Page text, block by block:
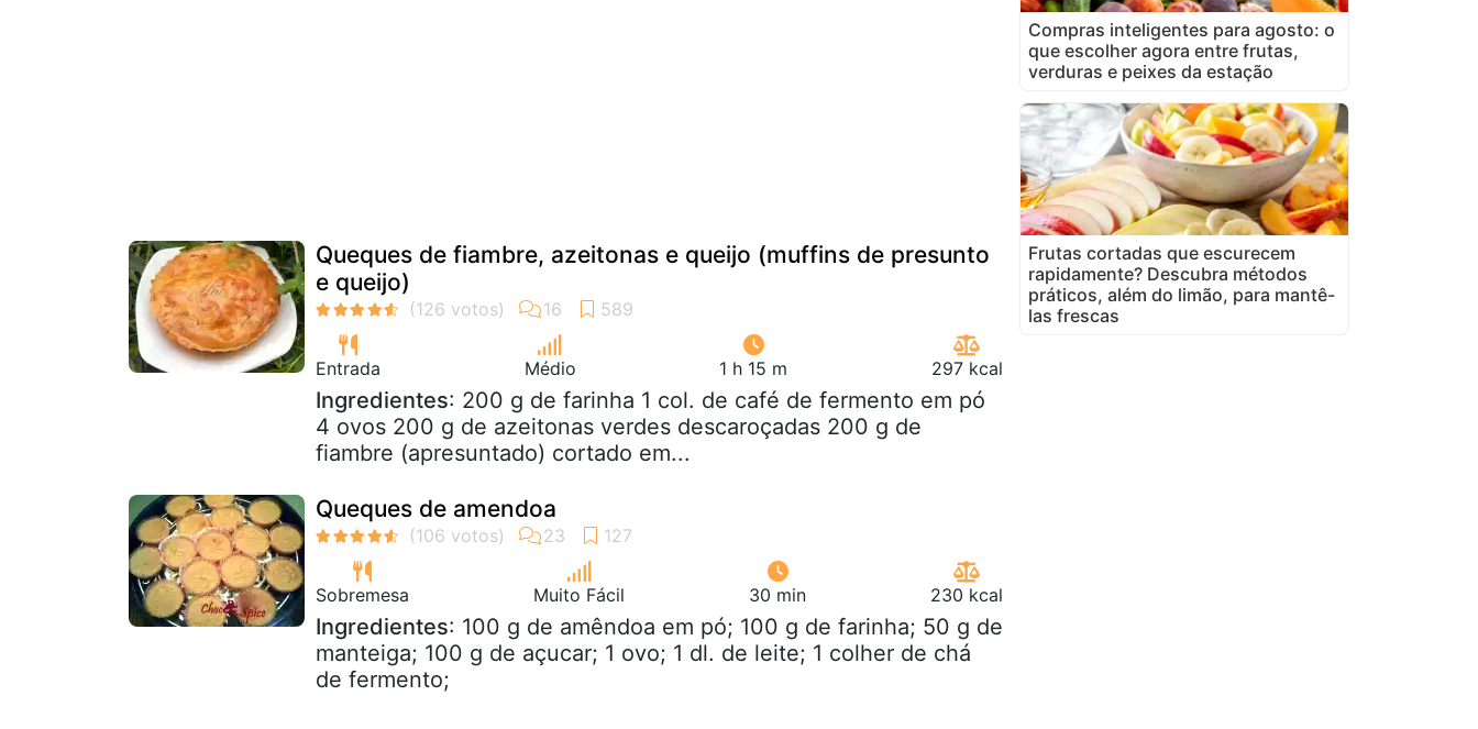
Queques de fiambre, azeitonas e queijo (muffins de presunto
e queijo)
Entrada Médio 1 h 15 m 297 kcal
Ingredientes: 200 g de farinha 1 col. de café de fermento em pó
4 ovos 200 g de azeitonas verdes descaroçadas 200 g de
fiambre (apresuntado) cortado em...
Queques de amendoa
Sobremesa Muito Fácil 30 min 230 kcal
Ingredientes: 100 g de amêndoa em pó; 100 g de farinha; 50 g de
manteiga; 100 g de açucar; 1 ovo; 1 dl. de leite; 1 colher de chá
de fermento;
Compras inteligentes para agosto: o
que escolher agora entre frutas,
verduras e peixes da estação
Frutas cortadas que escurecem
rapidamente? Descubra métodos
práticos, além do limão, para mantê-
las frescas